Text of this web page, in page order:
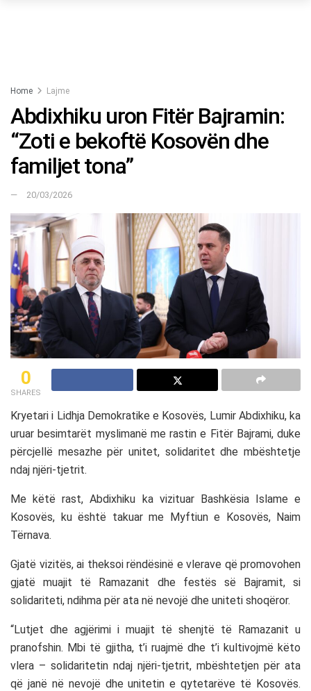
Home Lajme
Abdixhiku uron Fitër Bajramin:
“Zoti e bekoftë Kosovën dhe
familjet tona”
20/03/2026
0
SHARES
Kryetari i Lidhja Demokratike e Kosovës, Lumir Abdixhiku, ka
uruar besimtarët myslimanë me rastin e Fitër Bajrami, duke
përcjellë mesazhe për unitet, solidaritet dhe mbështetje
ndaj njëri-tjetrit.
Me këtë rast, Abdixhiku ka vizituar Bashkësia Islame e
Kosovës, ku është takuar me Myftiun e Kosovës, Naim
Tërnava.
Gjatë vizitës, ai theksoi rëndësinë e vlerave që promovohen
gjatë muajit të Ramazanit dhe festës së Bajramit, si
solidariteti, ndihma për ata në nevojë dhe uniteti shoqëror.
“Lutjet dhe agjërimi i muajit të shenjtë të Ramazanit u
pranofshin. Mbi të gjitha, t’i ruajmë dhe t’i kultivojmë këto
vlera – solidaritetin ndaj njëri-tjetrit, mbështetjen për ata
që janë në nevojë dhe unitetin e qytetarëve të Kosovës.